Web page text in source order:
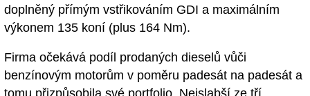
doplněný přímým vstřikováním GDI a maximálním
výkonem 135 koní (plus 164 Nm).
Firma očekává podíl prodaných dieselů vůči
benzínovým motorům v poměru padesát na padesát a